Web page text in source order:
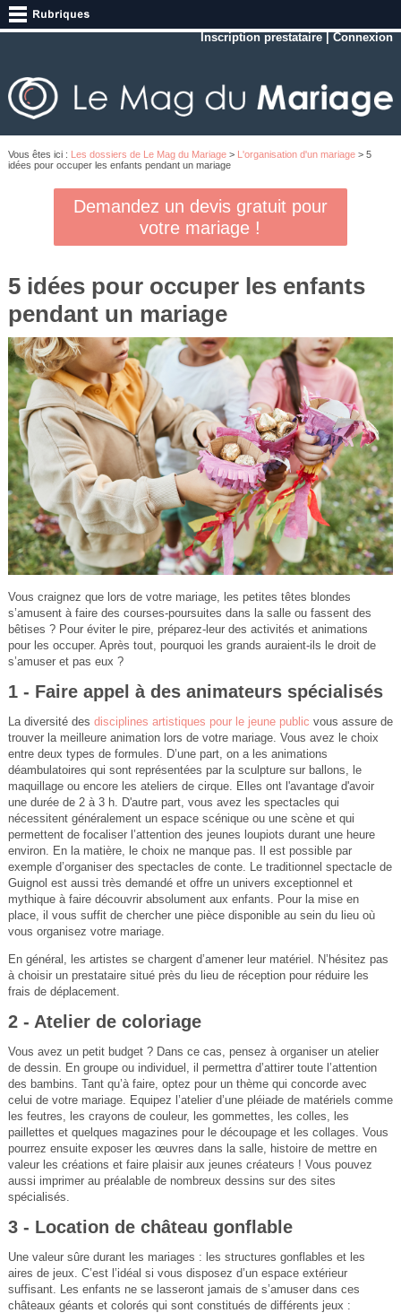
Inscription prestataire |Connexion
Vous êtes ici : Les dossiers de Le Mag du Mariage> L'organisation d'un mariage> 5
idées pour occuper les enfants pendant un mariage
Demandez un devis gratuit pour
votre mariage !
5 idées pour occuper les enfants
pendant un mariage
Vous craignez que lors de votre mariage, les petites têtes blondes
s’amusent à faire des courses-poursuites dans la salle ou fassent des
bêtises ? Pour éviter le pire, préparez-leur des activités et animations
pour les occuper. Après tout, pourquoi les grands auraient-ils le droit de
s’amuser et pas eux ?
1 - Faire appel à des animateurs spécialisés
La diversité des disciplines artistiques pour le jeune public vous assure de
trouver la meilleure animation lors de votre mariage. Vous avez le choix
entre deux types de formules. D’une part, on a les animations
déambulatoires qui sont représentées par la sculpture sur ballons, le
maquillage ou encore les ateliers de cirque. Elles ont l'avantage d'avoir
une durée de 2 à 3 h. D'autre part, vous avez les spectacles qui
nécessitent généralement un espace scénique ou une scène et qui
permettent de focaliser l’attention des jeunes loupiots durant une heure
environ. En la matière, le choix ne manque pas. Il est possible par
exemple d’organiser des spectacles de conte. Le traditionnel spectacle de
Guignol est aussi très demandé et offre un univers exceptionnel et
mythique à faire découvrir absolument aux enfants. Pour la mise en
place, il vous suffit de chercher une pièce disponible au sein du lieu où
vous organisez votre mariage.
En général, les artistes se chargent d’amener leur matériel. N’hésitez pas
à choisir un prestataire situé près du lieu de réception pour réduire les
frais de déplacement.
2 - Atelier de coloriage
Vous avez un petit budget ? Dans ce cas, pensez à organiser un atelier
de dessin. En groupe ou individuel, il permettra d’attirer toute l’attention
des bambins. Tant qu’à faire, optez pour un thème qui concorde avec
celui de votre mariage. Equipez l’atelier d’une pléiade de matériels comme
les feutres, les crayons de couleur, les gommettes, les colles, les
paillettes et quelques magazines pour le découpage et les collages. Vous
pourrez ensuite exposer les œuvres dans la salle, histoire de mettre en
valeur les créations et faire plaisir aux jeunes créateurs ! Vous pouvez
aussi imprimer au préalable de nombreux dessins sur des sites
spécialisés.
3 - Location de château gonflable
Une valeur sûre durant les mariages : les structures gonflables et les
aires de jeux. C’est l’idéal si vous disposez d’un espace extérieur
suffisant. Les enfants ne se lasseront jamais de s’amuser dans ces
châteaux géants et colorés qui sont constitués de différents jeux :